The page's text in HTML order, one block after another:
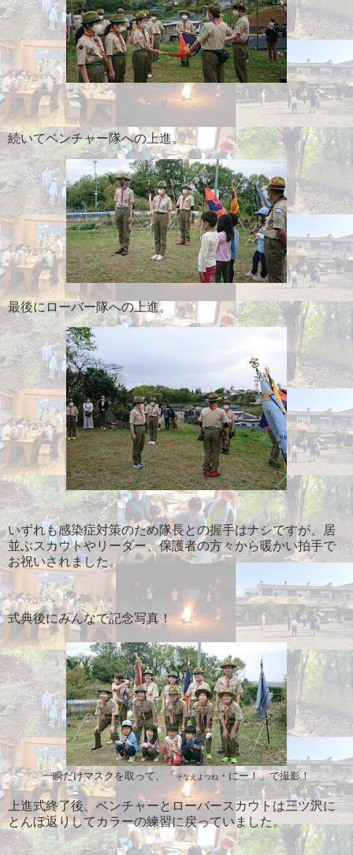
続いてベンチャー隊への上進。
最後にローバー隊への上進。
いずれも感染症対策のため隊長との握手はナシですが、居
並ぶスカウトやリーダー、保護者の方々から暖かい拍手で
お祝いされました。
式典後にみんなで記念写真！
一瞬だけマスクを取って、「そなえよつね ・にー！」で撮影！
上進式終了後、ベンチャーとローバースカウトは三ツ沢に
とんぼ返りしてカラーの練習に戻っていました。